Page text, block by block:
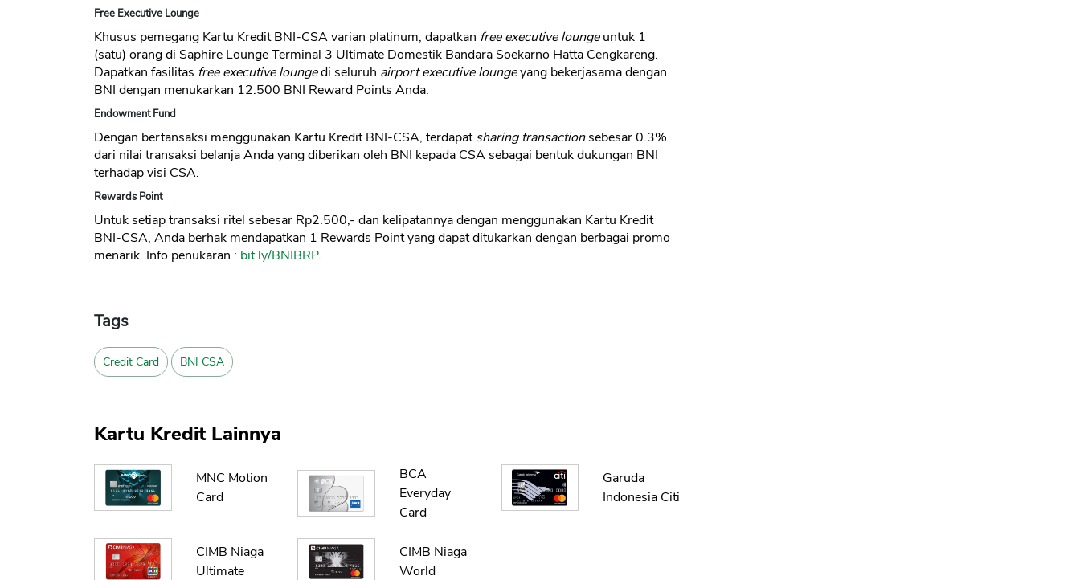
Free Executive Lounge
Khusus pemegang Kartu Kredit BNI-CSA varian platinum, dapatkan free executive loungeuntuk 1
(satu) orang di Saphire Lounge Terminal 3 Ultimate Domestik Bandara Soekarno Hatta Cengkareng.
Dapatkan fasilitas free executive loungedi seluruh airport executive loungeyang bekerjasama dengan
BNI dengan menukarkan 12.500 BNI Reward Points Anda.
Endowment Fund
Dengan bertansaksi menggunakan Kartu Kredit BNI-CSA, terdapatsharing transactionsebesar 0.3%
dari nilai transaksi belanja Anda yang diberikan oleh BNI kepada CSA sebagai bentuk dukungan BNI
terhadap visi CSA.
Rewards Point
Untuk setiap transaksi ritel sebesar Rp2.500,- dan kelipatannya dengan menggunakan Kartu Kredit
BNI-CSA, Anda berhak mendapatkan 1 Rewards Point yang dapat ditukarkan dengan berbagai promo
menarik. Info penukaran : bit.ly/BNIBRP.
Tags
Credit Card BNI CSA
Kartu Kredit Lainnya
MNC Motion
Card
BCA
Everyday
Card
Garuda
Indonesia Citi
CIMB Niaga
Ultimate
CIMB Niaga
World